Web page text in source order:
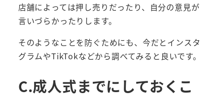
店舗によっては押し売りだったり、自分の意見が
言いづらかったりします。
そのようなことを防ぐためにも、今だとインスタ
グラムやTikTokなどから調べてみると良いです。
C.成人式までにしておくこ